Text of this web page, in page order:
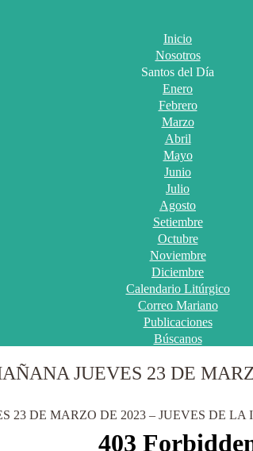
Inicio
Nosotros
Santos del Día
Enero
Febrero
Marzo
Abril
Mayo
Junio
Julio
Agosto
Setiembre
Octubre
Noviembre
Diciembre
Calendario Litúrgico
Correo Mariano
Publicaciones
Búscanos
JUEVES 23 DE
DE MARZO DE 2023 – JUEVES DE